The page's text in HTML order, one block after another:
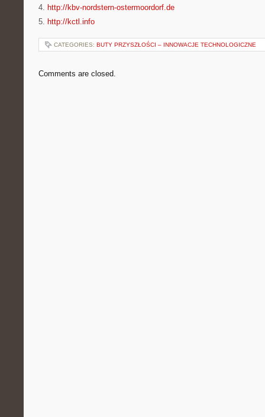
4. http://kbv-nordstern-ostermoordorf.de
5. http://kctl.info
CATEGORIES: BUTY PRZYSZŁOŚCI – INNOWACJE TECHNOLOGICZNE
Comments are closed.